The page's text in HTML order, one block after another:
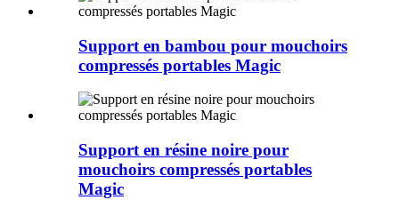
Support en bambou pour mouchoirs
compressés portables Magic
Support en résine noire pour
mouchoirs compressés portables
Magic